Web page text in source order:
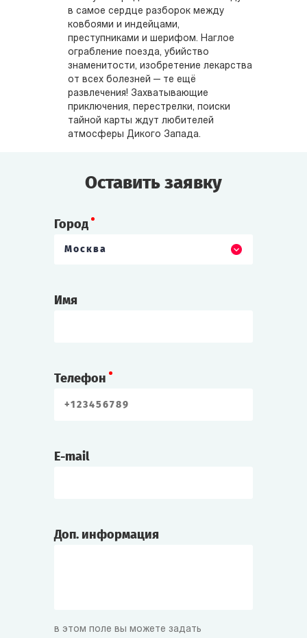
в самое сердце разборок между
ковбоями и индейцами,
преступниками и шерифом. Наглое
ограбление поезда, убийство
знаменитости, изобретение лекарства
от всех болезней — те ещё
развлечения! Захватывающие
приключения, перестрелки, поиски
тайной карты ждут любителей
атмосферы Дикого Запада.
Оставить заявку
Город
Москва
Имя
Телефон
E-mail
Доп. информация
в этом поле вы можете задать